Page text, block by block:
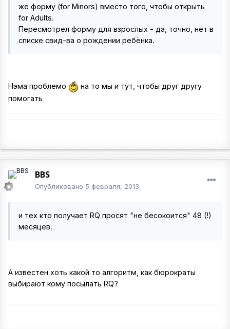
же форму (for Minors) вместо того, чтобы открыть
for Adults.
Пересмотрел форму для взрослых - да, точно, нет в
списке свид-ва о рождении ребёнка.
Нэма проблемо
на то мы и тут, чтобы друг другу
помогать
BBS
Опубликовано 5 февраля, 2013
и тех кто получает RQ просят "не бесокоится" 48 (!)
месяцев.
А известен хоть какой то алгоритм, как бюрократы
выбирают кому посылать RQ?